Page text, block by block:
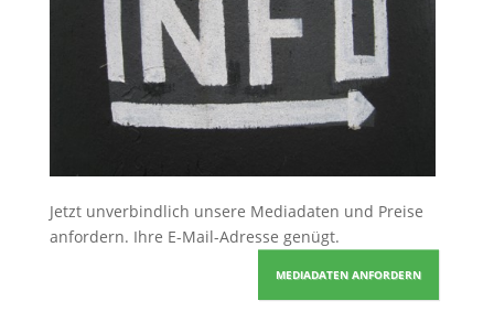
Jetzt unverbindlich unsere Mediadaten und Preise
anfordern. Ihre E-Mail-Adresse genügt.
MEDIADATEN ANFORDERN